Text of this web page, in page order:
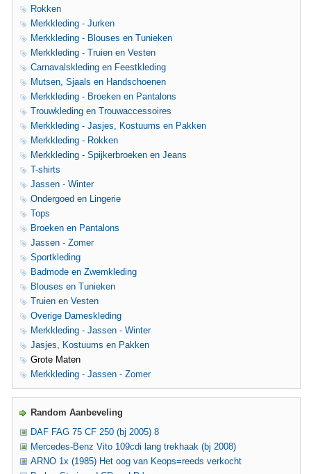
Rokken
Merkkleding - Jurken
Merkkleding - Blouses en Tunieken
Merkkleding - Truien en Vesten
Carnavalskleding en Feestkleding
Mutsen, Sjaals en Handschoenen
Merkkleding - Broeken en Pantalons
Trouwkleding en Trouwaccessoires
Merkkleding - Jasjes, Kostuums en Pakken
Merkkleding - Rokken
Merkkleding - Spijkerbroeken en Jeans
T-shirts
Jassen - Winter
Ondergoed en Lingerie
Tops
Broeken en Pantalons
Jassen - Zomer
Sportkleding
Badmode en Zwemkleding
Blouses en Tunieken
Truien en Vesten
Overige Dameskleding
Merkkleding - Jassen - Winter
Jasjes, Kostuums en Pakken
Grote Maten
Merkkleding - Jassen - Zomer
Random Aanbeveling
DAF FAG 75 CF 250 (bj 2005) 8
Mercedes-Benz Vito 109cdi lang trekhaak (bj 2008)
ARNO 1x (1985) Het oog van Keops=reeds verkocht